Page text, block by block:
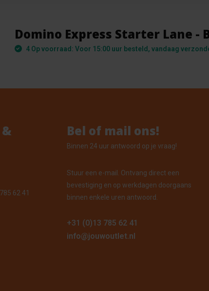
Domino Express Starter Lane -
4 Op voorraad: Voor 15:00 uur besteld, vandaag
62 41
Bel of mail ons!
Binnen 24 uur antwoord op je vraag!
Stuur een e-mail. Ontvang direct een
bevestiging en op werkdagen doorgaans
binnen enkele uren antwoord.
+31 (0)13 785 62 41
info@jouwoutlet.nl